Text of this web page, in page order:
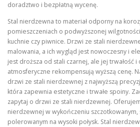
doradztwo i bezpłatną wycenę.
Stal nierdzewna to materiał odporny na
pomieszczeniach o podwyższonej
kuchnie czy piwnice. Drzwi ze stali
malowania, a ich wygląd jest nowoczesny i
jest droższa od stali czarnej, ale jej trwałość
atmosferyczne rekompensują wyższą cenę.
drzwi ze stali nierdzewnej z najwyższą
która zapewnia estetyczne i trwałe spoiny.
zapytaj o drzwi ze stali nierdzewnej.
nierdzewnej w wykończeniu szczotkowanym,
polerowanym na wysoki połysk. Stal